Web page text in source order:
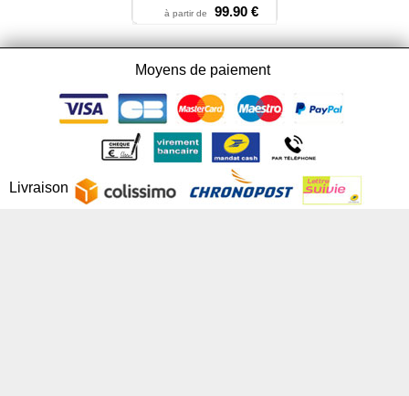
à partir de
99.90 €
Moyens de paiement
Livraison